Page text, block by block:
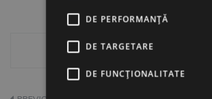
DE PERFORMANȚĂ
DE TARGETARE
DE FUNCŢIONALITATE